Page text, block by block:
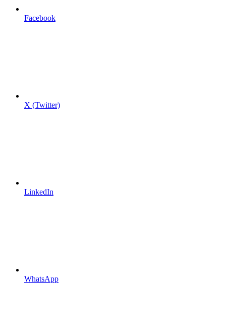
Facebook
X (Twitter)
LinkedIn
WhatsApp